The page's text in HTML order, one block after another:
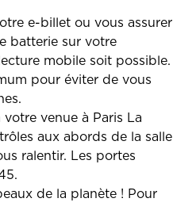
e-billet ou vous assurer
batterie sur votre
mobile soit possible.
pour éviter de vous
venue à Paris La
aux abords de la salle
ralentir. Les portes
de la planète ! Pour